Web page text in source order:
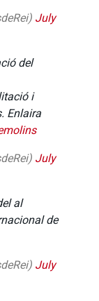
July
del
i
Enlaira
July
al
de
July